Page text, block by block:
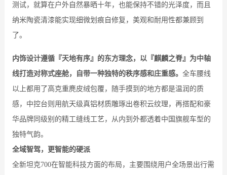
测试，就算在户外自然暴晒十年，也能保持不错的光泽度，而且
纳米陶瓷清漆能实现细微划痕自修复，美观和耐用性都兼顾到
了。
内饰设计遵循『天地有序』的东方理念，以『麒麟之脊』为中轴
线打造对称式座舱，自带一种独特的秩序感和庄重感。 全车腰线
以上都用了高克重麂皮绒包覆，随手摸到的地方都是温润的质
感，中控台则用航天级真铝材质雕琢出卷积云纹理，再搭配和豪
华品牌同级别的精工缝线工艺，从内到外都透着中国旗舰车型的
独特气韵。
全域智驾，更智能的硬派
全新坦克700在智能科技方面的布局，主要围绕用户全场景出行需